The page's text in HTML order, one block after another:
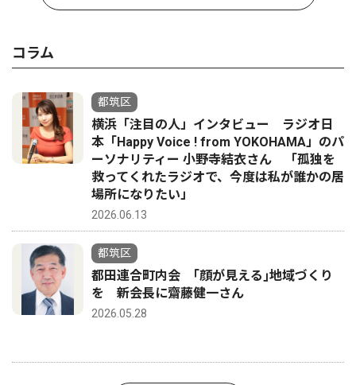
コラム
都筑区
横浜「注目の人」インタビュー ラジオ日
本「Happy Voice ! from YOKOHAMA」のパ
ーソナリティー 小野寺結衣さん 「孤独を
救ってくれたラジオで、今度は私が誰かの居
場所になりたい」
2026.06.13
都筑区
都田連合町内会 ｢顔が見える｣地域づくり
を 新会長に齋藤健一さん
2026.05.28